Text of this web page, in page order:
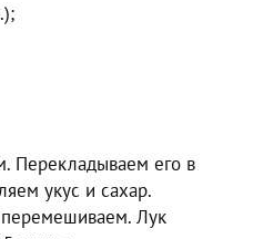
Перекладываем его в
укус и сахар.
Лук